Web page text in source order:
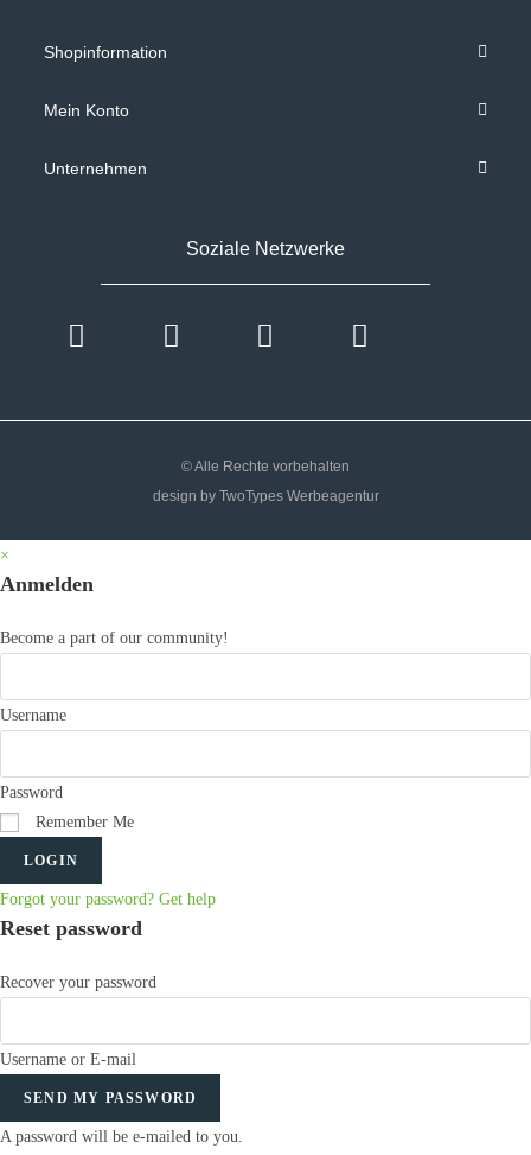
Shopinformation
Mein Konto
Unternehmen
Soziale Netzwerke
© Alle Rechte vorbehalten
design by TwoTypes Werbeagentur
×
Anmelden
Become a part of our community!
Username
Password
Remember Me
LOGIN
Forgot your password? Get help
Reset password
Recover your password
Username or E-mail
SEND MY PASSWORD
A password will be e-mailed to you.